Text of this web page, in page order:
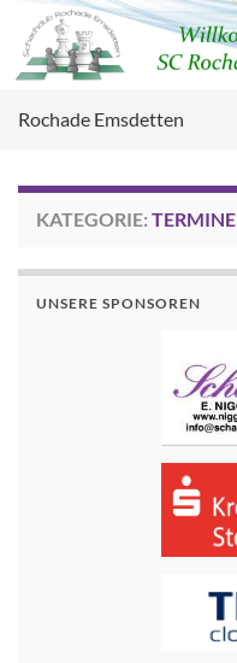
Rochade Emsdetten
KATEGORIE: TERMINE
UNSERE SPONSOREN